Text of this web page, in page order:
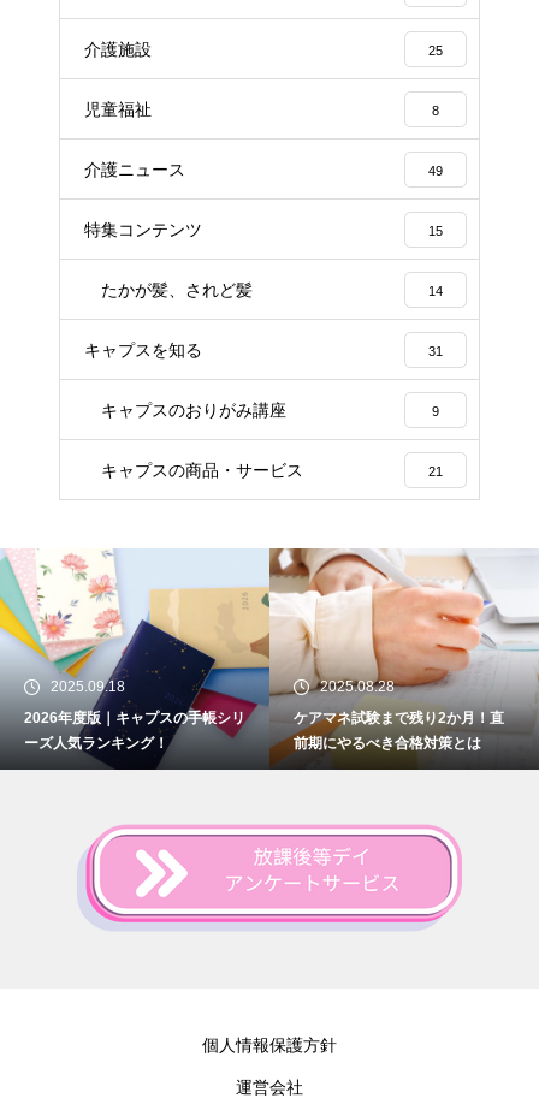
介護施設 25
児童福祉 8
介護ニュース 49
特集コンテンツ 15
たかが髪、されど髪 14
キャプスを知る 31
キャプスのおりがみ講座 9
キャプスの商品・サービス 21
2025.09.18
2026年度版｜キャプスの手帳シリ
ーズ人気ランキング！
2025.08.28
ケアマネ試験まで残り2か月！直
前期にやるべき合格対策とは
個人情報保護方針
運営会社